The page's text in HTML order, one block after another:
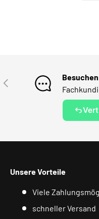
VORHERIGE
Unsere Vorteile
Viele
schneller Versand